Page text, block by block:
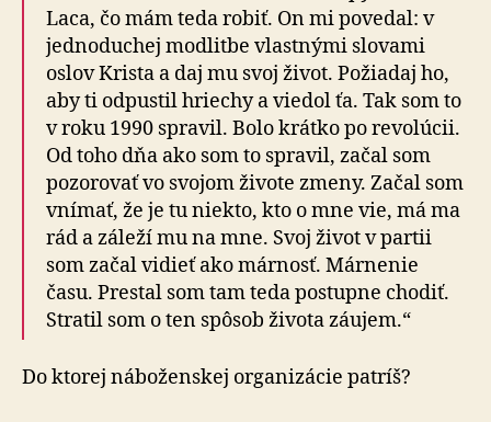
Laca, čo mám teda robiť. On mi povedal: v
jednoduchej modlitbe vlastnými slovami
oslov Krista a daj mu svoj život. Požiadaj ho,
aby ti odpustil hriechy a viedol ťa. Tak som to
v roku 1990 spravil. Bolo krátko po revolúcii.
Od toho dňa ako som to spravil, začal som
pozorovať vo svojom živote zmeny. Začal som
vnímať, že je tu niekto, kto o mne vie, má ma
rád a záleží mu na mne. Svoj život v partii
som začal vidieť ako márnosť. Márnenie
času. Prestal som tam teda postupne chodiť.
Stratil som o ten spôsob života záujem.“
Do ktorej náboženskej organizácie patríš?